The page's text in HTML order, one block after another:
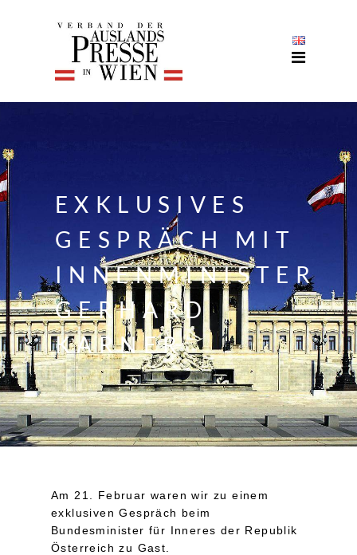
EXKLUSIVES
GESPRÄCH MIT
INNENMINISTER
GERHARD
KARNER
Am 21. Februar waren wir zu einem
exklusiven Gespräch beim
Bundesminister für Inneres der Republik
Österreich zu Gast.